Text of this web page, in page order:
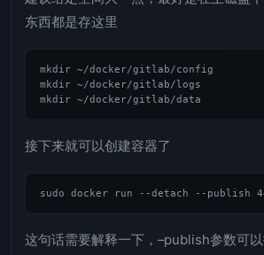
东西都是存这里
mkdir ~/docker/gitlab/config
mkdir ~/docker/gitlab/logs
接下来就可以创建容器了
这句话需要解释一下，–publish参数可